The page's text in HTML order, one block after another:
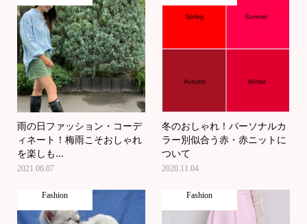
雨の日ファッション・コーデ
ィネート！梅雨こそおしゃれ
を楽しも...
2021.06.07
冬のおしゃれ！パーソナルカ
ラー別似合う赤・赤ニットに
ついて
2020.11.04
Fashion Fashion